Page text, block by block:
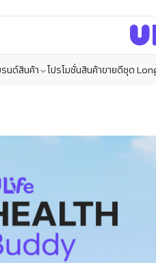
นด์สินค้า โปรโมชั่นสินค้าขายดีชุด